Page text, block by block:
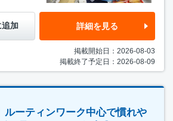
追加 詳細を見る
掲載開始日：2026-08-03
掲載終了予定日：2026-08-09
ルーティンワーク中心で慣れや